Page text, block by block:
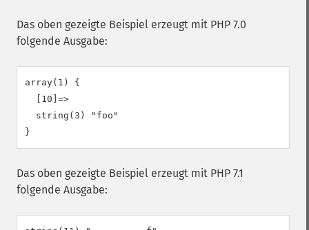
Das oben gezeigte Beispiel erzeugt mit PHP 7.0
folgende Ausgabe:
array(1) {
  [10]=>
  string(3) "foo"
Das oben gezeigte Beispiel erzeugt mit PHP 7.1
folgende Ausgabe: